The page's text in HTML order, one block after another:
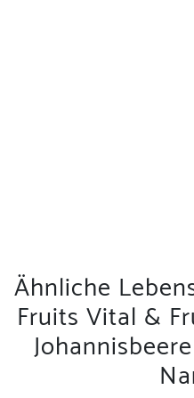
Ähnliche
Fruits Vital &